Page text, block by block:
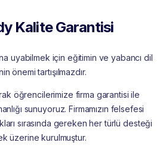
Kalite Garantisi
uyabilmek için eğitimin ve yabancı dil
önemi tartışılmazdır.
öğrencilerimize firma garantisi ile
sunuyoruz. Firmamızın felsefesi
sırasında gereken her türlü desteği
üzerine kurulmuştur.